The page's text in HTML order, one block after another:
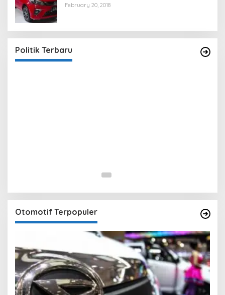
February 20, 2018
Politik Terbaru
Strategi PPP Menangkan Duet Ganjar dan Gus
Yasin
In Berita, Politik |
Otomotif Terpopuler